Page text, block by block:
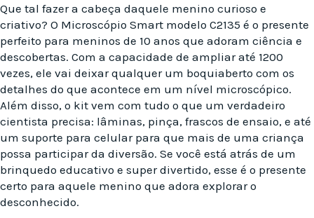
Que tal fazer a cabeça daquele menino curioso e
criativo? O Microscópio Smart modelo C2135 é o presente
perfeito para meninos de 10 anos que adoram ciência e
descobertas. Com a capacidade de ampliar até 1200
vezes, ele vai deixar qualquer um boquiaberto com os
detalhes do que acontece em um nível microscópico.
Além disso, o kit vem com tudo o que um verdadeiro
cientista precisa: lâminas, pinça, frascos de ensaio, e até
um suporte para celular para que mais de uma criança
possa participar da diversão. Se você está atrás de um
brinquedo educativo e super divertido, esse é o presente
certo para aquele menino que adora explorar o
desconhecido.